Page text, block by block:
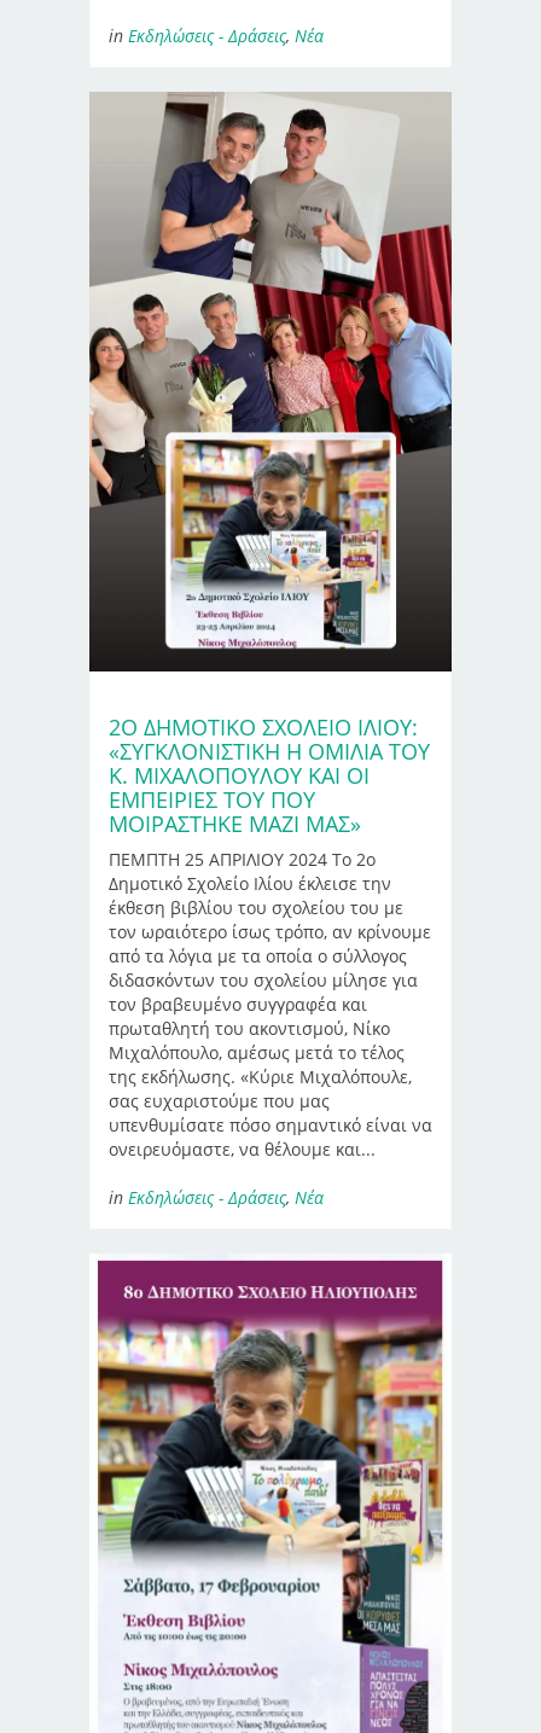
in Εκδηλώσεις - Δράσεις, Νέα
2Ο ΔΗΜΟΤΙΚΌ ΣΧΟΛΕΊΟ ΙΛΊΟΥ:
«ΣΥΓΚΛΟΝΙΣΤΙΚΉ Η ΟΜΙΛΊΑ ΤΟΥ
Κ. ΜΙΧΑΛΌΠΟΥΛΟΥ ΚΑΙ ΟΙ
ΕΜΠΕΙΡΊΕΣ ΤΟΥ ΠΟΥ
ΜΟΙΡΆΣΤΗΚΕ ΜΑΖΊ ΜΑΣ»
ΠΕΜΠΤΗ 25 ΑΠΡΙΛΙΟΥ 2024 Το 2ο
Δημοτικό Σχολείο Ιλίου έκλεισε την
έκθεση βιβλίου του σχολείου του με
τον ωραιότερο ίσως τρόπο, αν κρίνουμε
από τα λόγια με τα οποία ο σύλλογος
διδασκόντων του σχολείου μίλησε για
τον βραβευμένο συγγραφέα και
πρωταθλητή του ακοντισμού, Νίκο
Μιχαλόπουλο, αμέσως μετά το τέλος
της εκδήλωσης. «Κύριε Μιχαλόπουλε,
σας ευχαριστούμε που μας
υπενθυμίσατε πόσο σημαντικό είναι να
ονειρευόμαστε, να θέλουμε και...
in Εκδηλώσεις - Δράσεις, Νέα